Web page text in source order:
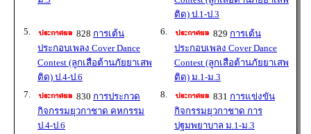
ติด) ป.1-ป.3
5.
828 การเต้น
ประกอบเพลง Cover Dance
Contest (ลูกเสือต้านภัยยาเสพ
ติด) ป.4-ป.6
6. 829 การเต้น
ประกอบเพลง Cover Dance
Contest (ลูกเสือต้านภัยยาเสพ
ติด) ม.1-ม.3
7.
830 การประกวด
กิจกรรมยุวกาชาด คหกรรม
ป.4-ป.6
8. 831 การแข่งขัน
กิจกรรมยุวกาชาด การ
ปฐมพยาบาล ม.1-ม.3